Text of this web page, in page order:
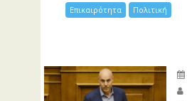
Επικαιρότητα Πολιτική